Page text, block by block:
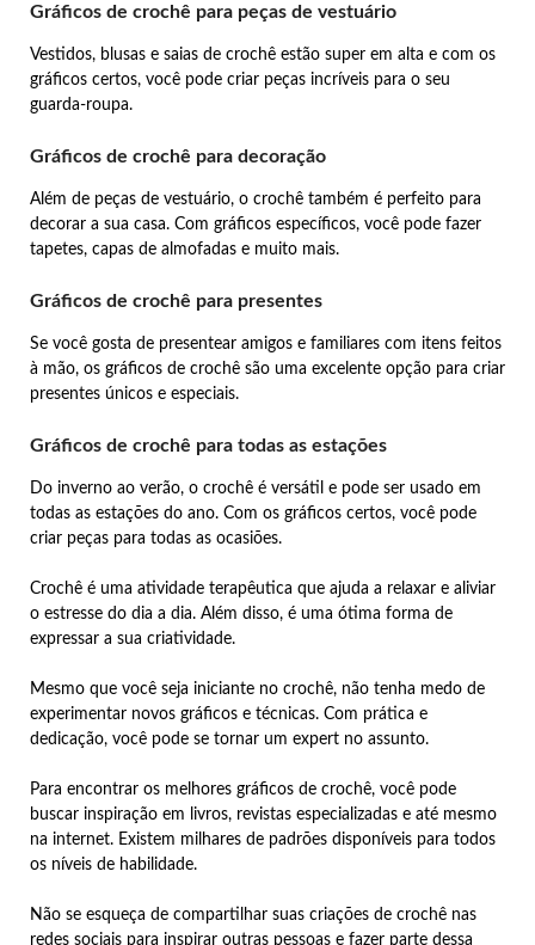
Gráficos de crochê para peças de vestuário
Vestidos, blusas e saias de crochê estão super em alta e com os
gráficos certos, você pode criar peças incríveis para o seu
guarda-roupa.
Gráficos de crochê para decoração
Além de peças de vestuário, o crochê também é perfeito para
decorar a sua casa. Com gráficos específicos, você pode fazer
tapetes, capas de almofadas e muito mais.
Gráficos de crochê para presentes
Se você gosta de presentear amigos e familiares com itens feitos
à mão, os gráficos de crochê são uma excelente opção para criar
presentes únicos e especiais.
Gráficos de crochê para todas as estações
Do inverno ao verão, o crochê é versátil e pode ser usado em
todas as estações do ano. Com os gráficos certos, você pode
criar peças para todas as ocasiões.
Crochê é uma atividade terapêutica que ajuda a relaxar e aliviar
o estresse do dia a dia. Além disso, é uma ótima forma de
expressar a sua criatividade.
Mesmo que você seja iniciante no crochê, não tenha medo de
experimentar novos gráficos e técnicas. Com prática e
dedicação, você pode se tornar um expert no assunto.
Para encontrar os melhores gráficos de crochê, você pode
buscar inspiração em livros, revistas especializadas e até mesmo
na internet. Existem milhares de padrões disponíveis para todos
os níveis de habilidade.
Não se esqueça de compartilhar suas criações de crochê nas
redes sociais para inspirar outras pessoas e fazer parte dessa